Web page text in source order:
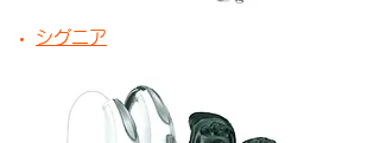
シグニア